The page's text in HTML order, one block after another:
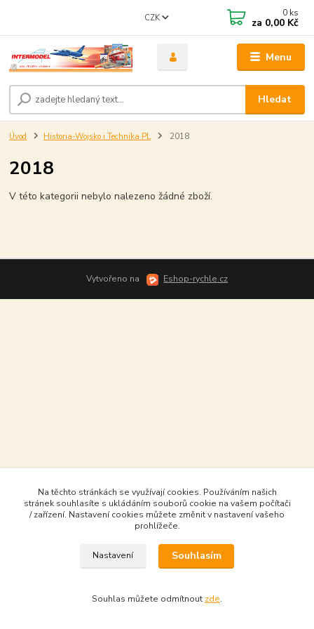
Menu
CZK
Hledat
0 ks
za 0,00 Kč
Úvod Historia-Wojsko i Technika PL 2018
2018
V této kategorii nebylo nalezeno žádné zboží.
Vytvořeno na Eshop-rychle.cz
Na těchto stránkách se využívají cookies. Používáním našich
stránek souhlasíte s ukládáním souborů cookie na vašem počítači
/ zařízení. Nastavení cookies můžete změnit v nastavení vašeho
prohlížeče.
Nastavení Souhlasím
Souhlas můžete odmítnout zde.